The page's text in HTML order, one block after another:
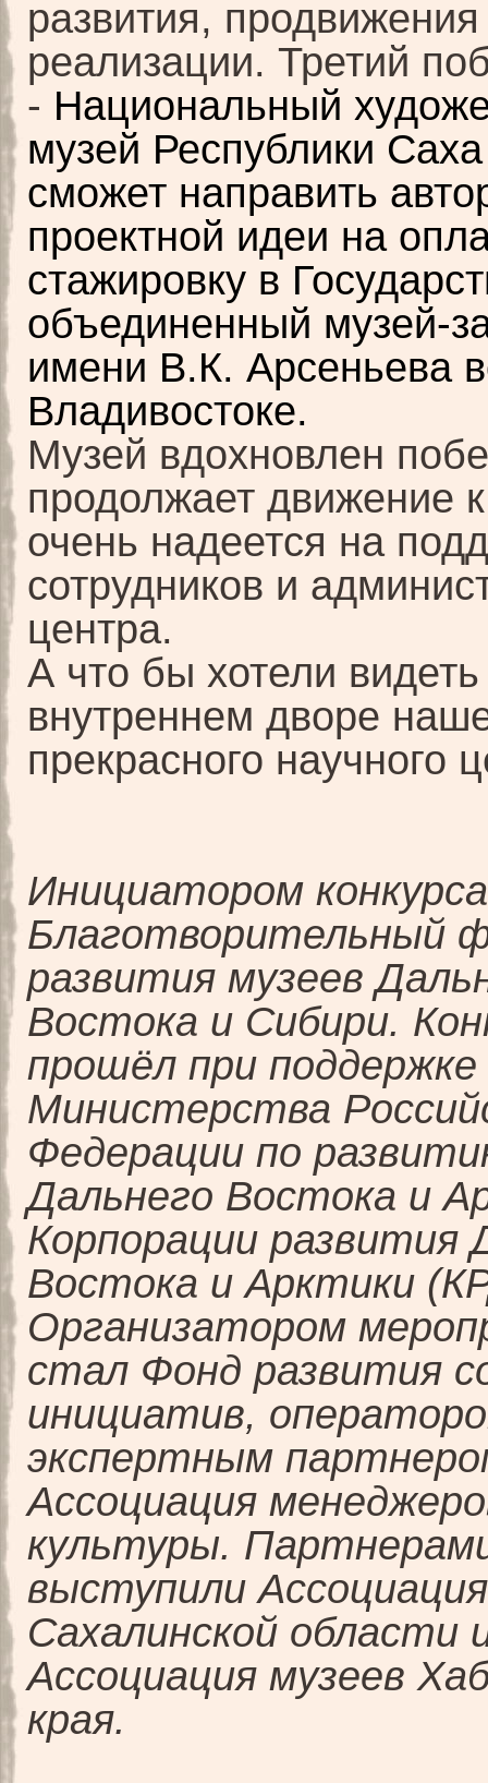
развития,
реализации. Третий
- Национальный
музей Республики
сможет направить
проектной идеи на
стажировку в
объединенный музей-
имени В.К. Арсеньева
Владивостоке.
Музей вдохновлен
продолжает движение
очень надеется на
сотрудников и
центра.
А что бы хотели
внутреннем дворе
прекрасного научного
Инициатором
Благотворительный
развития музеев
Востока и Сибири.
прошёл при поддержке
Министерства
Федерации по
Дальнего Востока и
Корпорации развития
Востока и Арктики
Организатором
стал Фонд развития
инициатив,
экспертным
Ассоциация
культуры.
выступили
Сахалинской области
Ассоциация музеев
края.